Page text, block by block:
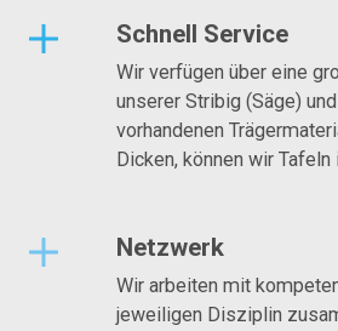
Schnell Service
Wir verfügen über eine
unserer Stribig (Säge)
vorhandenen
Dicken, können wir
Netzwerk
Wir arbeiten mit
jeweiligen Disziplin